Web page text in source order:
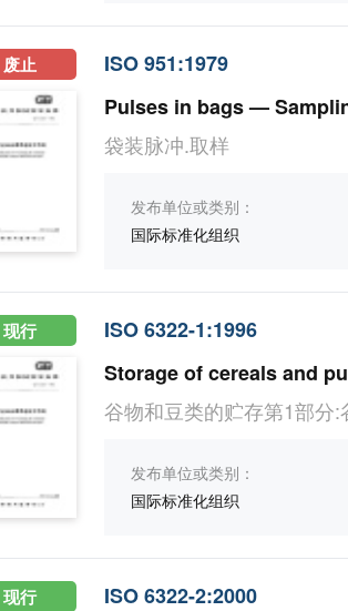
废止
ISO 951:1979
Pulses in bags —
袋装脉冲.取样
发布单位或类别：
国际标准化组织
现行
ISO 6322-1:1996
Storage of cereals and
谷物和豆类的贮存第1部分
发布单位或类别：
国际标准化组织
现行
ISO 6322-2:2000